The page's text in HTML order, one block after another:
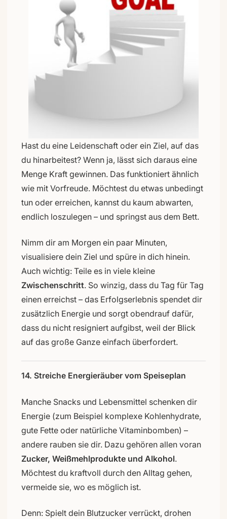
Hast du eine Leidenschaft oder ein Ziel, auf das
du hinarbeitest? Wenn ja, lässt sich daraus eine
Menge Kraft gewinnen. Das funktioniert ähnlich
wie mit Vorfreude. Möchtest du etwas unbedingt
tun oder erreichen, kannst du kaum abwarten,
endlich loszulegen – und springst aus dem Bett.
Nimm dir am Morgen ein paar Minuten,
visualisiere dein Ziel und spüre in dich hinein.
Auch wichtig: Teile es in viele kleine
Zwischenschritt. So winzig, dass du Tag für Tag
einen erreichst – das Erfolgserlebnis spendet dir
zusätzlich Energie und sorgt obendrauf dafür,
dass du nicht resigniert aufgibst, weil der Blick
auf das große Ganze einfach überfordert.
14. Streiche Energieräuber vom Speiseplan
Manche Snacks und Lebensmittel schenken dir
Energie (zum Beispiel komplexe Kohlenhydrate,
gute Fette oder natürliche Vitaminbomben) –
andere rauben sie dir. Dazu gehören allen voran
Zucker, Weißmehlprodukte und Alkohol.
Möchtest du kraftvoll durch den Alltag gehen,
vermeide sie, wo es möglich ist.
Denn: Spielt dein Blutzucker verrückt, drohen